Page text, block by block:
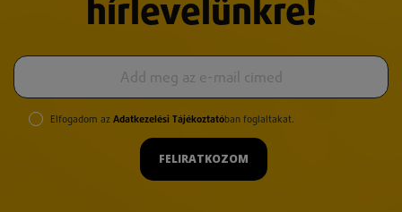
hírlevelünkre!
Elfogadom az Adatkezelési Tájékoztatóban foglaltakat.
FELIRATKOZOM